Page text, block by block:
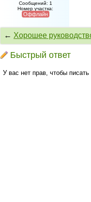
Сообщений: 1
Номер участка:
Оффлайн
← Хорошее
Быстрый ответ
У вас нет прав, чтобы